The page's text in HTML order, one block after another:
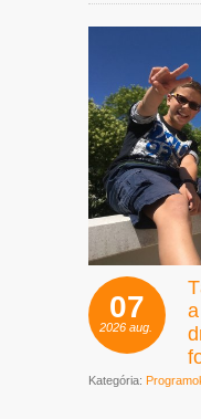
07
2026 aug.
Kategória: